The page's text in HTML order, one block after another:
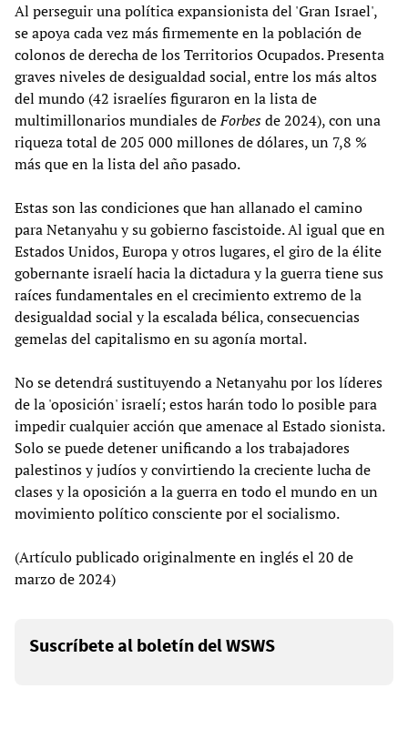
Al perseguir una política expansionista del 'Gran Israel',
se apoya cada vez más firmemente en la población de
colonos de derecha de los Territorios Ocupados. Presenta
graves niveles de desigualdad social, entre los más altos
del mundo (42 israelíes figuraron en la lista de
multimillonarios mundiales deForbesde 2024), con una
riqueza total de 205 000 millones de dólares, un 7,8 %
más que en la lista del año pasado.
Estas son las condiciones que han allanado el camino
para Netanyahu y su gobierno fascistoide. Al igual que en
Estados Unidos, Europa y otros lugares, el giro de la élite
gobernante israelí hacia la dictadura y la guerra tiene sus
raíces fundamentales en el crecimiento extremo de la
desigualdad social y la escalada bélica, consecuencias
gemelas del capitalismo en su agonía mortal.
No se detendrá sustituyendo a Netanyahu por los líderes
de la 'oposición' israelí; estos harán todo lo posible para
impedir cualquier acción que amenace al Estado sionista.
Solo se puede detener unificando a los trabajadores
palestinos y judíos y convirtiendo la creciente lucha de
clases y la oposición a la guerra en todo el mundo en un
movimiento político consciente por el socialismo.
(Artículo publicado originalmente en inglés el 20 de
marzo de 2024)
Suscríbete al boletín del WSWS